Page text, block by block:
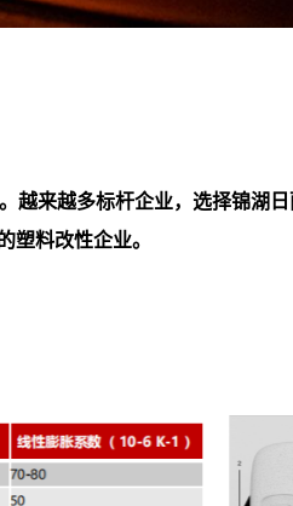
来越多标杆企业，选择锦湖日
塑料改性企业。